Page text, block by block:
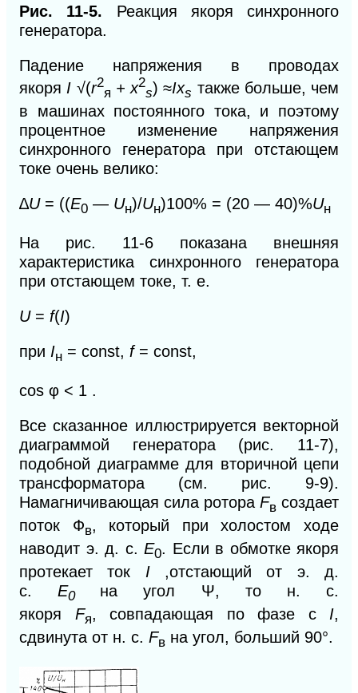
Рис. 11-5. Реакция якоря синхронного
генератора.
Падение напряжения в проводах
якоря I √(r2
я + x2
s) ≈Ixs также больше, чем
в машинах постоянного тока, и поэтому
процентное изменение напряжения
синхронного генератора при отстающем
токе очень велико:
∆U= ((E0 — Uн)/Uн)100% = (20 — 40)%Uн
На рис. 11-6 показана внешняя
характеристика синхронного генератора
при отстающем токе, т. е.
U= f(I)
при Iн = const, f= const,
cos φ < 1 .
Все сказанное иллюстрируется векторной
диаграммой генератора (рис. 11-7),
подобной диаграмме для вторичной цепи
трансформатора (см. рис. 9-9).
Намагничивающая сила ротора Fв создает
поток Фв, который при холостом ходе
наводит э. д. с. E0. Если в обмотке якоря
протекает ток I,отстающий от э. д.
с.Е0 на угол Ψ, то н. с.
якоря Fя, совпадающая по фазе с I,
сдвинута от н. с. Fв на угол, больший 90°.